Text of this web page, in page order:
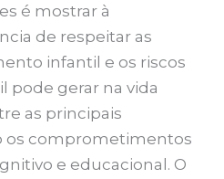
é mostrar à
de respeitar as
infantil e os riscos
pode gerar na vida
as principais
os comprometimentos
e educacional. O